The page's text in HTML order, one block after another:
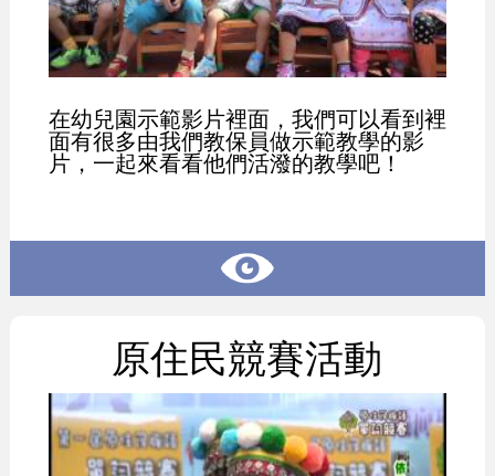
在幼兒園示範影片裡面，我們可以看到裡
面有很多由我們教保員做示範教學的影
片，一起來看看他們活潑的教學吧！
原住民競賽活動